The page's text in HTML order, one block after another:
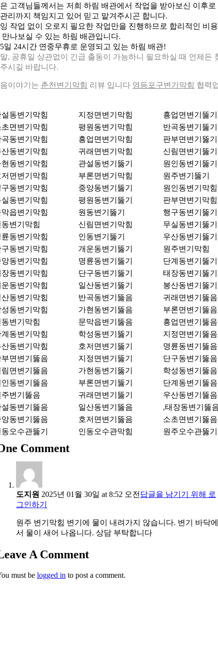
고객님들께서는 저희 하림 배관에서 작업을 받아보신 이후로
리까지 책임지고 있어 믿고 맡겨주시곤 합니다.
작업 없이 오로지 필요한 작업만을 진행하므로 합리적인 비
만나보실 수 있는 하림 배관입니다.
일 24시간 연중무휴로 운영되고 있는 하림 배관!
, 공휴일 상관없이 긴급 출동이 가능하니 필요하실 때 언제든
시길 바랍니다.
이야기는 춘천변기막힘 리뷰 입니다 영등포구변기막힘 협력
동변기막힘 지정면변기막힘
흥업면변기뚫기
면변기막힘
평원동변기막힘
반곡동변기뚫기
동변기막힘
흥업면변기막힘
판부면변기뚫기
동변기막힘
귀래면변기막힘
신림면변기뚫기
동변기막힘
관설동변기뚫기
원인동변기뚫기
면변기막힘
부론면변기막힘
원주변기뚫기
동변기막힘
중앙동변기뚫기
원인동변기막힘
동변기막힘
평원동변기뚫기
판부면변기막힘
읍변기막힘
원동변기뚫기
행구동변기뚫기
변기막힘
신림면변기막힘
무실동변기뚫기
동변기막힘
인동변기뚫기
우산동변기뚫기
동변기막힘
개운동변기뚫기
원주변기막힘
동변기막힘
명륜동변기뚫기
단계동변기뚫기
동변기막힘
단구동변기뚫기
태장동변기뚫기
동변기막힘
일산동변기뚫기
봉산동변기뚫기
동변기막힘
반곡동변기뚫음
귀래면변기뚫음
동변기막힘
가현동변기뚫음
부론면변기뚫음
변기막힘
문막읍변기뚫음
흥업면변기뚫음
동변기막힘
학성동변기뚫기
지정면변기뚫음
동변기막힘
호저면변기뚫기
명륜동변기뚫음
면변기뚫음
지정면변기뚫기
단구동변기뚫음
면변기뚫음
가현동변기뚫기
학성동변기뚫음
동변기뚫음
부론면변기뚫기
단계동변기뚫음
변기뚫음
귀래면변기뚫기
우산동변기뚫음
동변기뚫음
일산동변기뚫음
,태장동변기뚫
동변기뚫음
호저면변기뚫음
소초면변기뚫음
오수관뚫기
인동오수관막힘 원주오수관뚫기
Comment
도지원 2025년 01월 30일 at 8:52 오전 답글을 남기기 위해 로
그인하기
원주 변기막힘 변기에 물이 내려가지 않습니다. 변기 바닥에
서 물이 새어 나옵니다. 상담 부탁합니다
A Comment
must be logged in to post a comment.